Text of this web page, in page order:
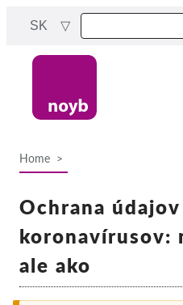
content
SK
Projekty
orgánov
Home
Ochrana údajov
koronavírusov:
ale ako